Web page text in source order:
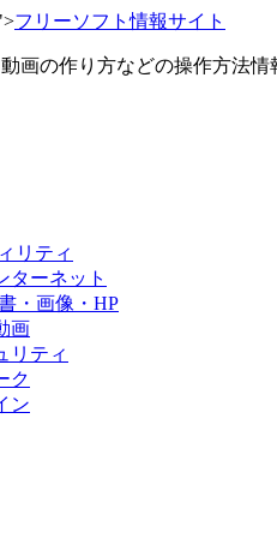
フリーソフト情報サイト
動画の作り方などの操作方法
リティ
ターネット
・画像・HP
画
リティ
ク
ン